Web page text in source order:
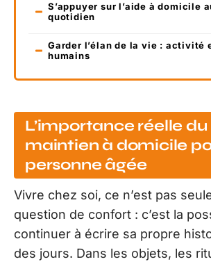
S’appuyer sur l’aide à domicile
quotidien
Garder l’élan de la vie : activité
humains
L’importance réelle du
maintien à domicile
personne âgée
Vivre chez soi, ce n’est pas
question de confort : c’est la
continuer à écrire sa propre
des jours. Dans les objets, les